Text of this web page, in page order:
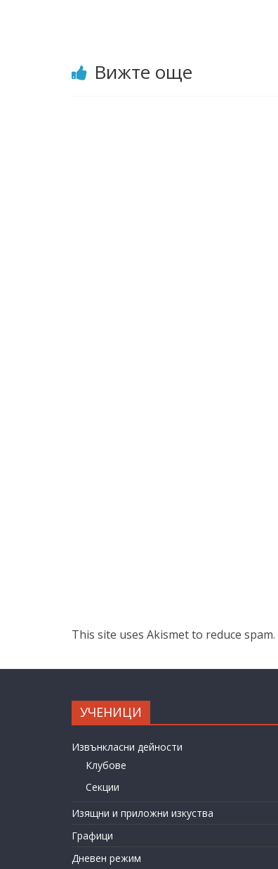
Вижте още
This site uses Akismet to reduce spam.
УЧЕНИЦИ
Извънкласни дейности
Клубове
Секции
Изящни и приложни изкуства
Графици
Дневен режим